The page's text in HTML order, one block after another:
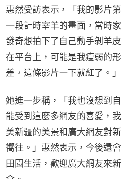
惠然受訪表示，「我的影片
一段計時宰羊的畫面，當時
發奇想拍下了自己動手剝羊
在平台上，可能是我瘦弱的
差，這條影片一下就紅了。」
她進一步稱，「我也沒想到
能受到這麼多網友的喜愛，
美新疆的美景和廣大網友對
嚮往。」惠然表示，今後還
田園生活，歡迎廣大網友來